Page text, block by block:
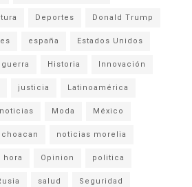
Deportes Donald Trump
españa Estados Unidos
guerra Historia Innovación
justicia Latinoamérica
Moda México
noticias morelia
hora Opinion politica
salud Seguridad